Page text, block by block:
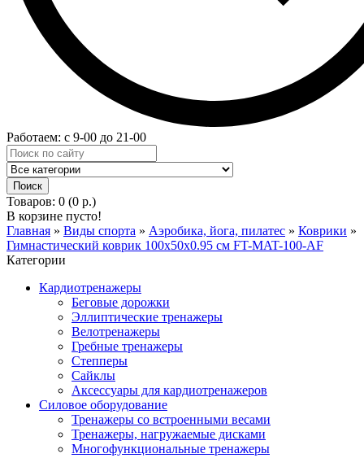
Работаем: с 9-00 до 21-00
Товаров: 0 (0 р.)
В корзине пусто!
Главная » Виды спорта » Аэробика, йога, пилатес » Коврики »
Гимнастический коврик 100x50x0.95 см FT-MAT-100-AF
Категории
Кардиотренажеры
Беговые дорожки
Эллиптические тренажеры
Велотренажеры
Гребные тренажеры
Степперы
Сайклы
Аксессуары для кардиотренажеров
Силовое оборудование
Тренажеры со встроенными весами
Тренажеры, нагружаемые дисками
Многофункциональные тренажеры